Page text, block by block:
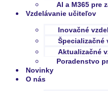
AI a M365 pre
Vzdelávanie učiteľov
Inovačné
Špecializačné
Aktualizačné
Poradenstvo
Novinky
O nás